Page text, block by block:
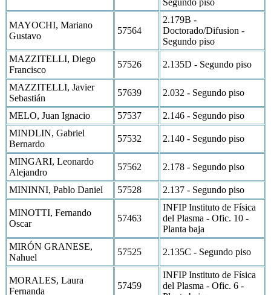
MAYOCHI, Mariano
Gustavo
57564
2.179B -
Doctorado/Difusion -
Segundo piso
MAZZITELLI, Diego
Francisco
57526 2.135D - Segundo piso
MAZZITELLI, Javier
Sebastián
57639 2.032 - Segundo piso
MELO, Juan Ignacio 57537
2.146 - Segundo piso
MINDLIN, Gabriel
Bernardo
57532 2.140 - Segundo piso
MINGARI, Leonardo
Alejandro
57562 2.178 - Segundo piso
MININNI, Pablo Daniel 57528 2.137 - Segundo piso
MINOTTI, Fernando
Oscar
57463
INFIP Instituto de Física
del Plasma - Ofic. 10 -
Planta baja
MIRÓN GRANESE,
Nahuel
57525 2.135C - Segundo piso
MORALES, Laura
Fernanda
57459
INFIP Instituto de Física
del Plasma - Ofic. 6 -